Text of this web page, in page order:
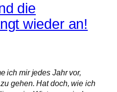
die
wieder an!
ich mir jedes Jahr vor,
gehen. Hat doch, wie ich